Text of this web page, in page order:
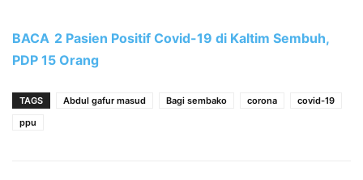
BACA 2 Pasien Positif Covid-19 di Kaltim Sembuh,
PDP 15 Orang
TAGS Abdul gafur masud Bagi sembako corona
covid-19
ppu